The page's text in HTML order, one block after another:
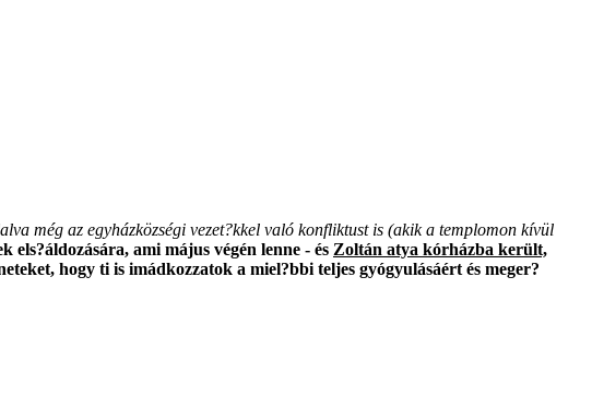
még az egyházközségi vezet?kkel való konfliktust is (akik a templomon kívül
els?áldozására, ami május végén lenne - és Zoltán atya kórházba került,
hogy ti is imádkozzatok a miel?bbi teljes gyógyulásáért és meger?